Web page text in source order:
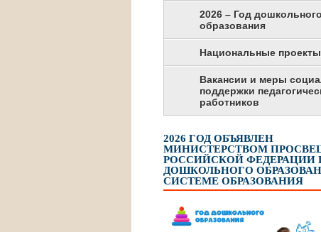
2026 – Год дошкольного
образования
Национальные проекты
Вакансии и меры
поддержки
работников
2026 ГОД ОБЪЯВЛЕН
МИНИСТЕРСТВОМ
РОССИЙСКОЙ ФЕДЕРАЦИИ
ДОШКОЛЬНОГО
СИСТЕМЕ ОБРАЗОВАНИЯ